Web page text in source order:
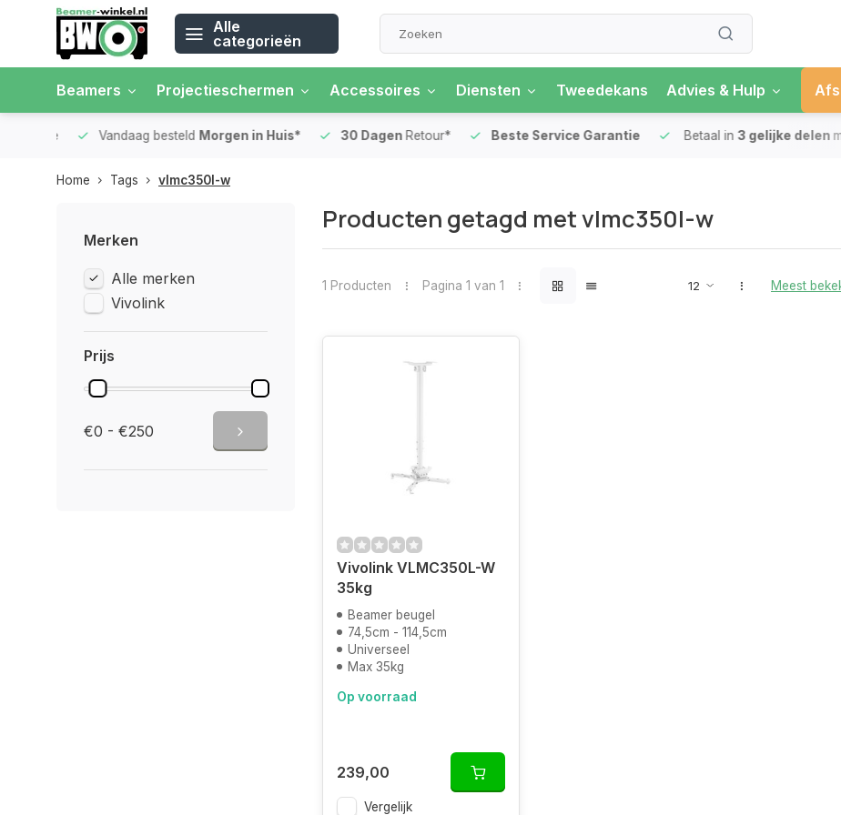
Alle
categorieën
Beamers Projectieschermen Accessoires Diensten Tweedekans Advies & Hulp
Vandaag besteldMorgen in Huis* 30 DagenRetour* Beste Service Garantie Betaal in 3 gelijke delen met
Home Tags vlmc350l-w
Merken
Alle merken
Vivolink
Prijs
€0 - €250
Producten getagd met vlmc350l-w
1 Producten Pagina 1 van 1 Meest
Vivolink VLMC350L-W
35kg
Beamer beugel
74,5cm - 114,5cm
Universeel
Max 35kg
Op voorraad
239,00
Vergelijk